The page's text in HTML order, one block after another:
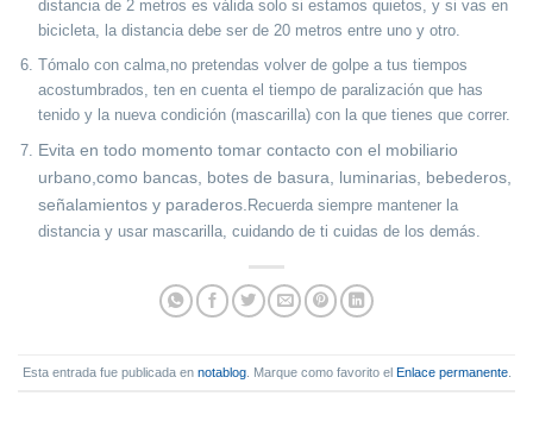
distancia de 2 metros es válida solo si estamos quietos, y si vas en
bicicleta, la distancia debe ser de 20 metros entre uno y otro.
Tómalo con calma,no pretendas volver de golpe a tus tiempos
acostumbrados, ten en cuenta el tiempo de paralización que has
tenido y la nueva condición (mascarilla) con la que tienes que correr.
Evita en todo momento tomar contacto con el mobiliario
urbano,como bancas, botes de basura, luminarias, bebederos,
señalamientos y paraderos. Recuerda siempre mantener la
distancia y usar mascarilla, cuidando de ti cuidas de los demás.
Esta entrada fue publicada en notablog. Marque como favorito el Enlace permanente.